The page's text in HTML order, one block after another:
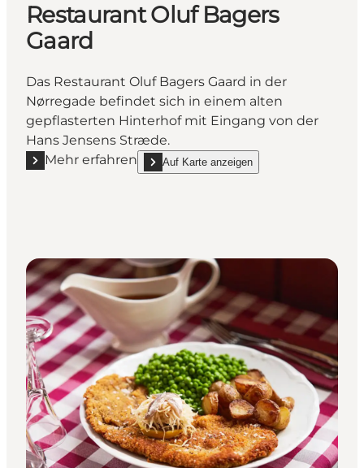
Restaurant Oluf Bagers
Gaard
Das Restaurant Oluf Bagers Gaard in der
Nørregade befindet sich in einem alten
gepflasterten Hinterhof mit Eingang von der
Hans Jensens Stræde.
Mehr erfahren
Mehr erfahren "Restaurant Oluf Bagers Gaard"
Auf Karte anzeigen
show Restaurant Oluf Bagers Gaard on_map